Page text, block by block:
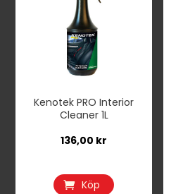
Kenotek PRO Interior
Cleaner 1L
136,00 kr
Köp